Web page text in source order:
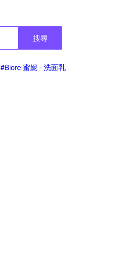
搜尋
#Biore 蜜妮 - 洗面乳